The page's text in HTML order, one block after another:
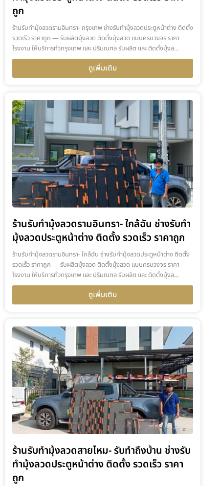
ถูก
ร้านรับทำมุ้งลวดรามอินทรา- กรุงเทพ ช่างรับทำมุ้งลวดประตูหน้าต่าง ติดตั้ง
รวดเร็ว ราคาถูก — รับผลิตมุ้งลวด ติดตั้งมุ้งลวด แบบครบวงจร ราคา
โรงงาน ให้บริการทั่วกรุงเทพ และ ปริมณฑล รับผลิต และ ติดตั้งมุ้งล…
ดูเพิ่มเติม
ร้านรับทำมุ้งลวดรามอินทรา- ใกล้ฉัน ช่างรับทำ
มุ้งลวดประตูหน้าต่าง ติดตั้ง รวดเร็ว ราคาถูก
ร้านรับทำมุ้งลวดรามอินทรา- ใกล้ฉัน ช่างรับทำมุ้งลวดประตูหน้าต่าง ติดตั้ง
รวดเร็ว ราคาถูก — รับผลิตมุ้งลวด ติดตั้งมุ้งลวด แบบครบวงจร ราคา
โรงงาน ให้บริการทั่วกรุงเทพ และ ปริมณฑล รับผลิต และ ติดตั้งมุ้งล…
ดูเพิ่มเติม
ร้านรับทำมุ้งลวดสายไหม- รับทำถึงบ้าน ช่างรับ
ทำมุ้งลวดประตูหน้าต่าง ติดตั้ง รวดเร็ว ราคา
ถูก